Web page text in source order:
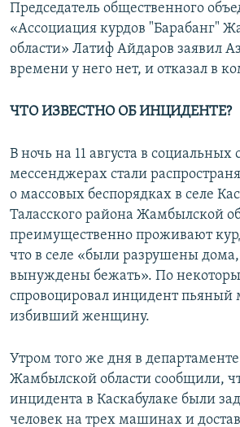
Председатель общественного
«Ассоциация курдов "Барабанг"
области» Латиф Айдаров заявил
времени у него нет, и отказал в
ЧТО ИЗВЕСТНО ОБ ИНЦИДЕНТЕ?
В ночь на 11 августа в социальных
мессенджерах стали
о массовых беспорядках в селе
Таласского района Жамбылской
преимущественно проживают
что в селе «были разрушены
вынуждены бежать». По
спровоцировал инцидент
избивший женщину.
Утром того же дня в
Жамбылской области сообщили,
инцидента в Каскабулаке были
человек на трех машинах и